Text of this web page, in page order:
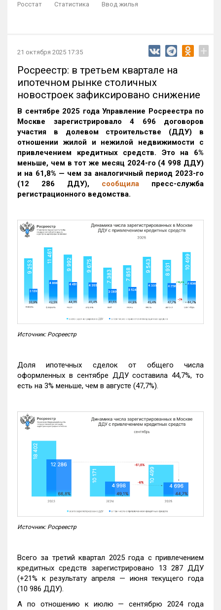
Росстат Статистика Ввод жилья
21 октября 2025 17:35 +
Росреестр: в третьем квартале на
ипотечном рынке столичных
новостроек зафиксировано снижение
В сентябре 2025 года Управление Росреестра по
Москве зарегистрировало 4 696 договоров
участия в долевом строительстве (ДДУ) в
отношении жилой и нежилой недвижимости с
привлечением кредитных средств. Это на 6%
меньше, чем в тот же месяц 2024-го (4 998 ДДУ)
и на 61,8% — чем за аналогичный период 2023-го
(12 286 ДДУ), сообщила пресс-служба
регистрационного ведомства.
Источник: Росреестр
Доля ипотечных сделок от общего числа
оформленных в сентябре ДДУ составила 44,7%, то
есть на 3% меньше, чем в августе (47,7%).
Источник: Росреестр
Всего за третий квартал 2025 года с привлечением
кредитных средств зарегистрировано 13 287 ДДУ
(+21% к результату апреля — июня текущего года
(10 986 ДДУ).
А по отношению к июлю — сентябрю 2024 года